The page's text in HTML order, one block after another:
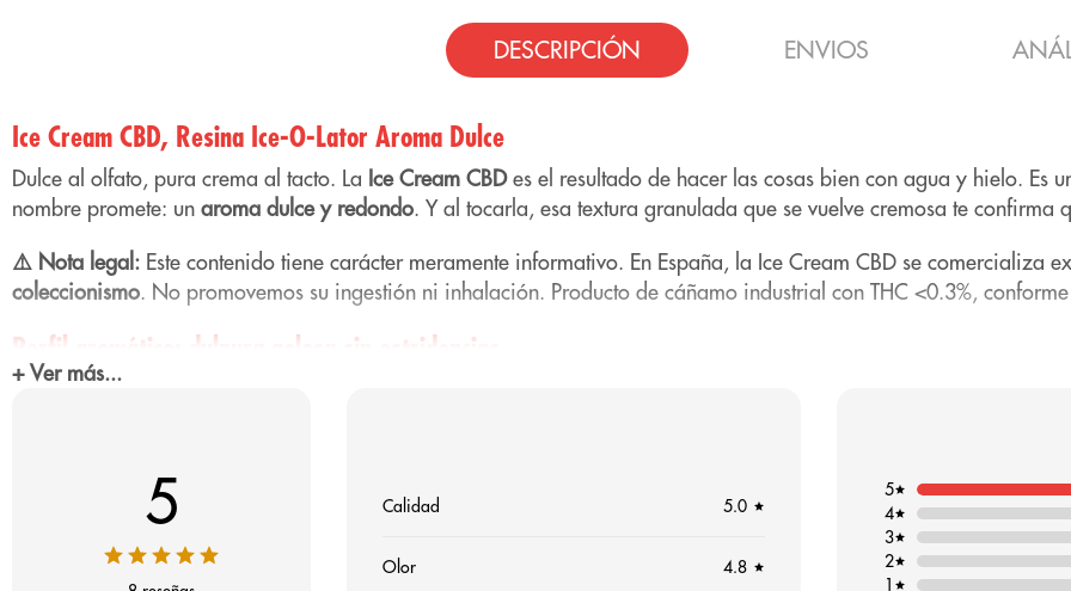
DESCRIPCIÓN ENVIOS
Ice Cream CBD, Resina Ice-O-Lator Aroma Dulce
Dulce al olfato, pura crema al tacto. La Ice Cream CBDes el resultado de hacer las cosas bien con agua y hielo. Es
nombre promete: un aroma dulce y redondo. Y al tocarla, esa textura granulada que se vuelve cremosa te confirma
⚠️ Nota legal: Este contenido tiene carácter meramente informativo. En España, la Ice Cream CBD se comercializa
coleccionismo. No promovemos su ingestión ni inhalación. Producto de cáñamo industrial con THC <0.3%,
Perfil aromático: dulzura golosa sin estridencias
El perfil olfativo de la Ice Cream CBD va directo al grano: es
Es perfecto si disfrutas de las fragancias que recuerdan a repostería o crema, alejadas de los olores agresivos
+ Ver más...
5 Calidad 5.0
Olor
4.8
1
2
3
4
5